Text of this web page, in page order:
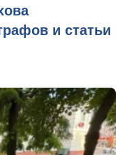
и статьи